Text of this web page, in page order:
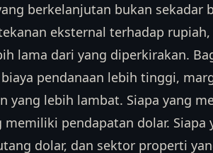
berkelanjutan bukan
eksternal terhadap
lama dari yang diperkirakan.
pendanaan lebih tinggi,
yang lebih lambat. Siapa yang
memiliki pendapatan dolar. Siapa
dolar, dan sektor properti